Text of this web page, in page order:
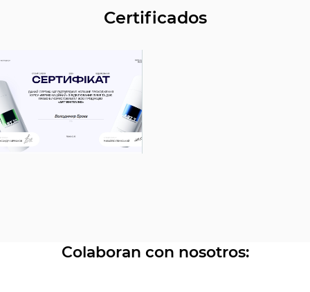
tomografía computarizada (TC).
Certificados
Colaboran con nosotros: